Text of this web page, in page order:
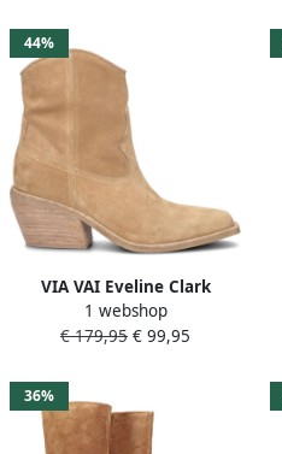
44%
VIA VAI Eveline Clark
Enkellaarsjes dames Licht
cognac
1 webshop
€ 179,95 € 99,95
36%